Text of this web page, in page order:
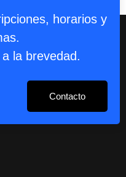
horarios y
la brevedad.
Contacto